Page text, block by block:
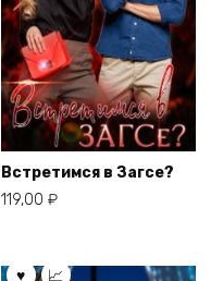
Встретимся в Загсе?
119,00 ₽